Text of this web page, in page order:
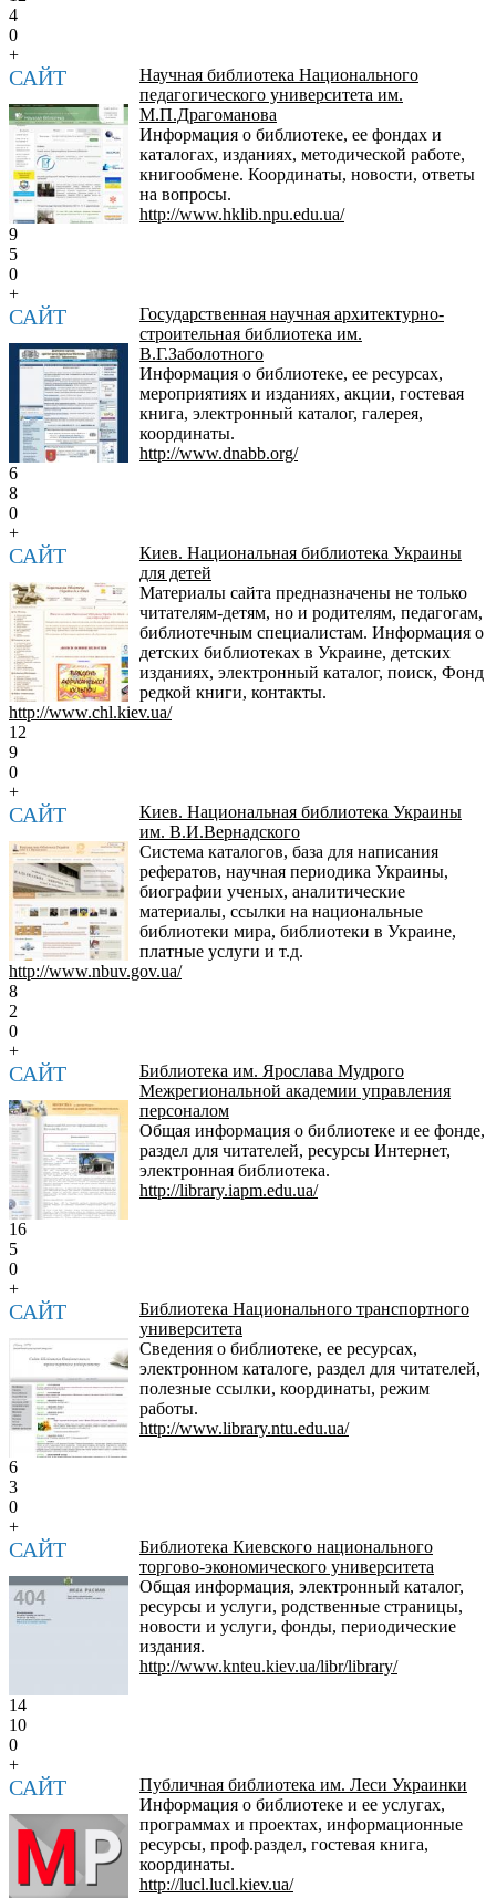
4
0
+
САЙТ
Научная библиотека Национального
педагогического университета им.
М.П.Драгоманова
Информация о библиотеке, ее фондах и
каталогах, изданиях, методической работе,
книгообмене. Координаты, новости, ответы
на вопросы.
http://www.hklib.npu.edu.ua/
9
5
0
+
САЙТ
Государственная научная архитектурно-
строительная библиотека им.
В.Г.Заболотного
Информация о библиотеке, ее ресурсах,
мероприятиях и изданиях, акции, гостевая
книга, электронный каталог, галерея,
координаты.
http://www.dnabb.org/
6
8
0
+
САЙТ
Киев. Национальная библиотека Украины
для детей
Материалы сайта предназначены не только
читателям-детям, но и родителям, педагогам,
библиотечным специалистам. Информация о
детских библиотеках в Украине, детских
изданиях, электронный каталог, поиск, Фонд
редкой книги, контакты.
http://www.chl.kiev.ua/
12
9
0
+
САЙТ
Киев. Национальная библиотека Украины
им. В.И.Вернадского
Система каталогов, база для написания
рефератов, научная периодика Украины,
биографии ученых, аналитические
материалы, ссылки на национальные
библиотеки мира, библиотеки в Украине,
платные услуги и т.д.
http://www.nbuv.gov.ua/
8
2
0
+
САЙТ
Библиотека им. Ярослава Мудрого
Межрегиональной академии управления
персоналом
Общая информация о библиотеке и ее фонде,
раздел для читателей, ресурсы Интернет,
электронная библиотека.
http://library.iapm.edu.ua/
16
5
0
+
САЙТ
Библиотека Национального транспортного
университета
Сведения о библиотеке, ее ресурсах,
электронном каталоге, раздел для читателей,
полезные ссылки, координаты, режим
работы.
http://www.library.ntu.edu.ua/
6
3
0
+
САЙТ
Библиотека Киевского национального
торгово-экономического университета
Общая информация, электронный каталог,
ресурсы и услуги, родственные страницы,
новости и услуги, фонды, периодические
издания.
http://www.knteu.kiev.ua/libr/library/
14
10
0
+
САЙТ
Публичная библиотека им. Леси Украинки
Информация о библиотеке и ее услугах,
программах и проектах, информационные
ресурсы, проф.раздел, гостевая книга,
координаты.
http://lucl.lucl.kiev.ua/